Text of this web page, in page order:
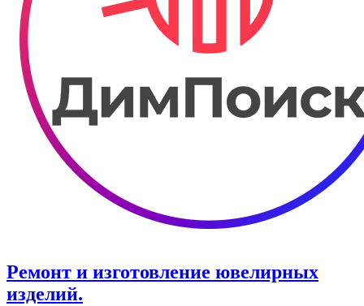
Ремонт и изготовление ювелирных
изделий.